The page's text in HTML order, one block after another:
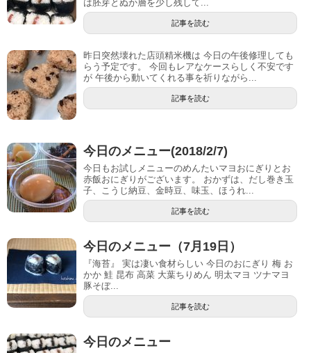
は胚芽とぬか層を少し残して...
記事を読む
昨日突然壊れた店頭精米機は 今日の午後修理しても
らう予定です。 今回もレアなケースらしく不安です
が 午後から動いてくれる事を祈りながら...
記事を読む
今日のメニュー(2018/2/7)
今日もお試しメニューのめんたいマヨおにぎりとお
赤飯おにぎりがございます。 おかずは、だし巻き玉
子、こうじ納豆、金時豆、味玉、ほうれ...
記事を読む
今日のメニュー（7月19日）
『海苔』 実は凄い食材らしい 今日のおにぎり 梅 お
かか 鮭 昆布 高菜 大葉ちりめん 明太マヨ ツナマヨ
豚そぼ...
記事を読む
今日のメニュー